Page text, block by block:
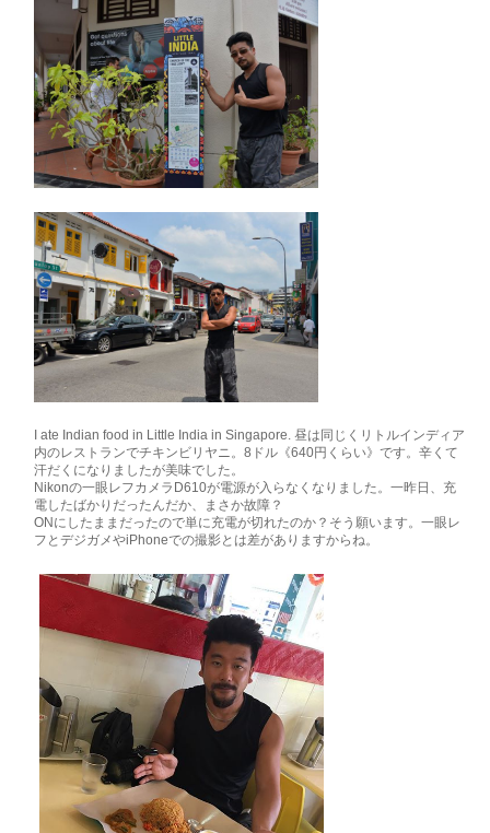
I ate Indian food in Little India in Singapore. 昼は同じくリトルインディア
内のレストランでチキンビリヤニ。8ドル《640円くらい》です。辛くて
汗だくになりましたが美味でした。
Nikonの一眼レフカメラD610が電源が入らなくなりました。一昨日、充
電したばかりだったんだか、まさか故障？
ONにしたままだったので単に充電が切れたのか？そう願います。一眼レ
フとデジガメやiPhoneでの撮影とは差がありますからね。